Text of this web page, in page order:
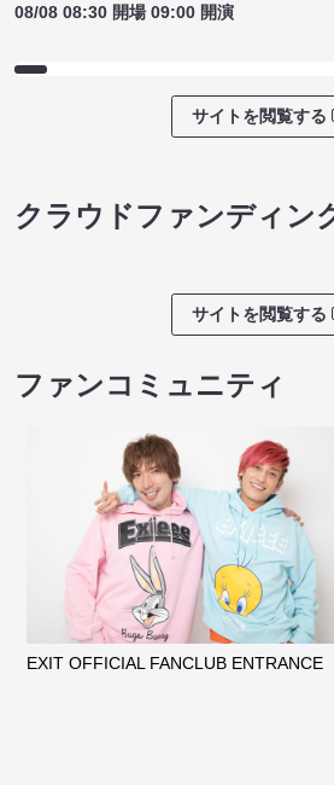
08/08 08:30 開場 09:00 開演
サイトを閲覧する
クラウドファンディン
サイトを閲覧する
ファンコミュニティ
EXIT OFFICIAL FANCLUB ENTRANCE